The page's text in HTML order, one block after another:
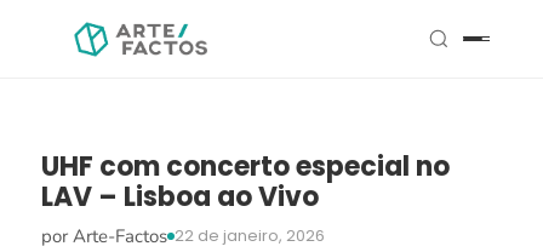
UHF com concerto especial no
LAV – Lisboa ao Vivo
por Arte-Factos 22 de janeiro, 2026